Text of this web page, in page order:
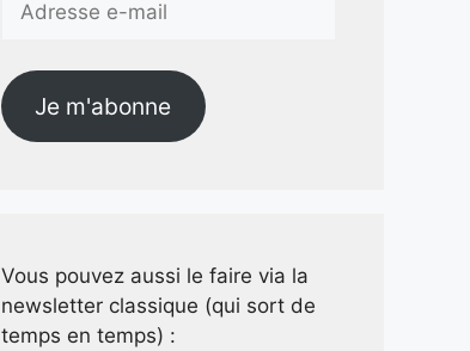
e-
Je m'abonne
Vous pouvez aussi le faire via la
newsletter classique (qui sort de
temps en temps) :